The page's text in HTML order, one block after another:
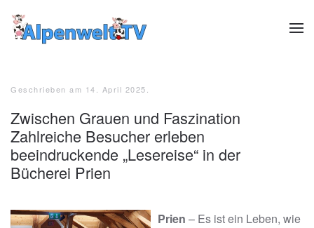
Zum Hauptinhalt springen
Geschrieben am 14. April 2025
Zwischen Grauen und Faszination
Zahlreiche Besucher erleben
beeindruckende „Lesereise“ in der
Bücherei Prien
Prien – Es ist ein Leben, wie